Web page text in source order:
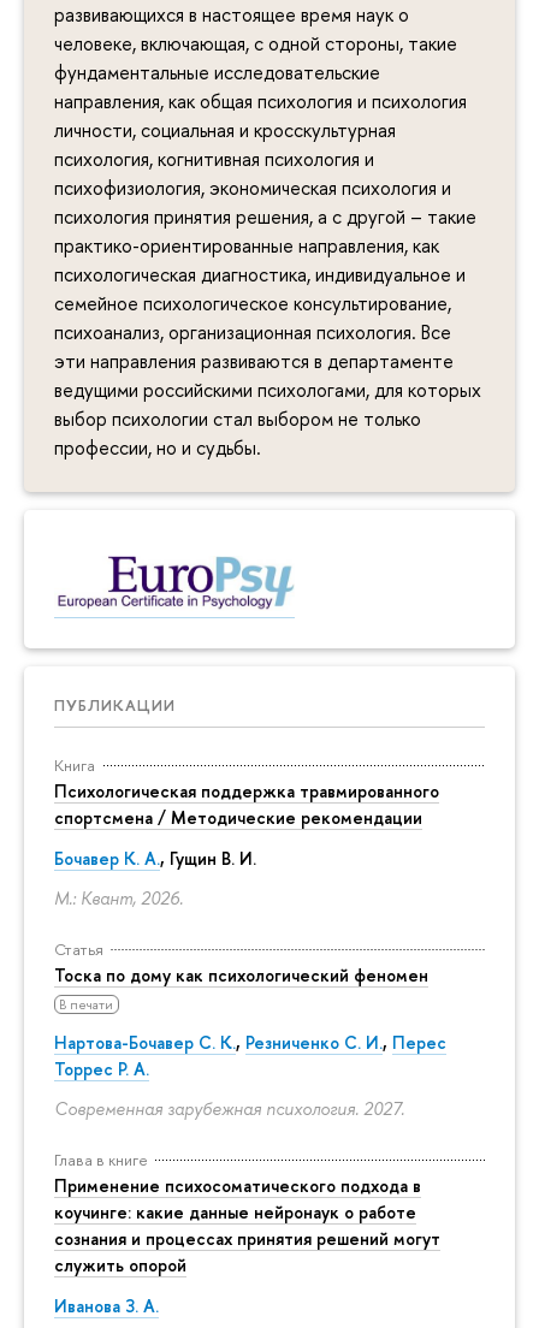
развивающихся в настоящее время наук о
человеке, включающая, с одной стороны, такие
фундаментальные исследовательские
направления, как общая психология и психология
личности, социальная и кросскультурная
психология, когнитивная психология и
психофизиология, экономическая психология и
психология принятия решения, а с другой – такие
практико-ориентированные направления, как
психологическая диагностика, индивидуальное и
семейное психологическое консультирование,
психоанализ, организационная психология. Все
эти направления развиваются в департаменте
ведущими российскими психологами, для которых
выбор психологии стал выбором не только
профессии, но и судьбы.
ПУБЛИКАЦИИ
Книга
Психологическая поддержка травмированного
спортсмена / Методические рекомендации
Бочавер К. А., Гущин В. И.
М.: Квант, 2026.
Статья
Тоска по дому как психологический феномен
В печати
Нартова-Бочавер С. К., Резниченко С. И., Перес
Торрес Р. А.
Современная зарубежная психология. 2027.
Глава в книге
Применение психосоматического подхода в
коучинге: какие данные нейронаук о работе
сознания и процессах принятия решений могут
служить опорой
Иванова З. А.